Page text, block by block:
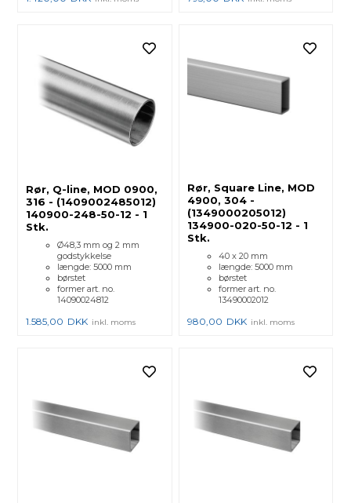
Rør, Q-line, MOD 0900,
316 - (1409002485012)
140900-248-50-12 - 1
Stk.
Ø48,3 mm og 2 mm
godstykkelse
længde: 5000 mm
børstet
former art. no.
14090024812
1.585,00 DKK inkl. moms
Rør, Square Line, MOD
4900, 304 -
(1349000205012)
134900-020-50-12 - 1
Stk.
40 x 20 mm
længde: 5000 mm
børstet
former art. no.
13490002012
980,00 DKK inkl. moms